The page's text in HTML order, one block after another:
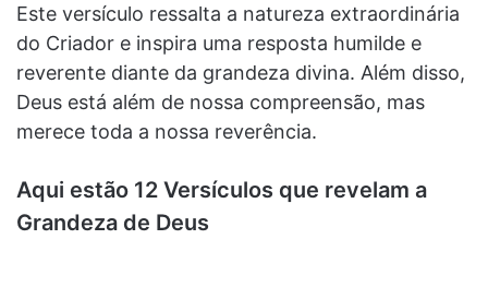
Este versículo ressalta a natureza extraordinária
do Criador e inspira uma resposta humilde e
reverente diante da grandeza divina. Além disso,
Deus está além de nossa compreensão, mas
merece toda a nossa reverência.
Aqui estão 12 Versículos que revelam a
Grandeza de Deus